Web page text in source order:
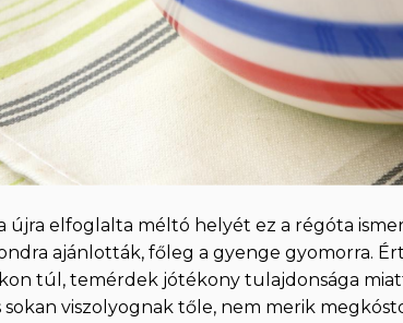
újra elfoglalta méltó helyét ez a régóta
ajánlották, főleg a gyenge gyomorra.
túl, temérdek jótékony tulajdonsága
sokan viszolyognak tőle, nem merik